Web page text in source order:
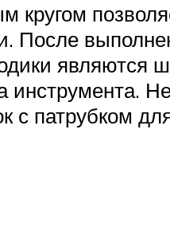
После
являются
инструмента.
патрубком